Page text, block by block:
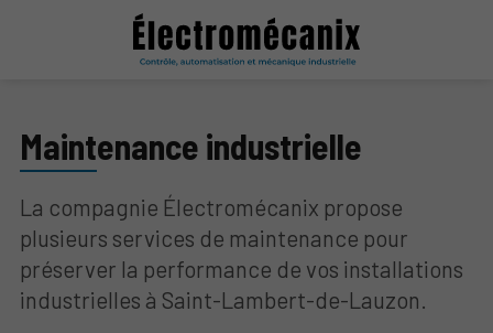
Maintenance industrielle
La compagnie Électromécanix propose
plusieurs services de maintenance pour
préserver la performance de vos installations
industrielles à Saint-Lambert-de-Lauzon.